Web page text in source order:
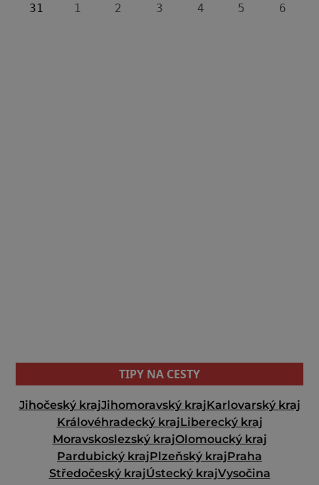
31
1 2 3 4 5 6
TIPY NA CESTY
Jihočeský krajJihomoravský krajKarlovarský kraj
Královéhradecký krajLiberecký kraj
Moravskoslezský krajOlomoucký kraj
Pardubický krajPlzeňský krajPraha
Středočeský krajÚstecký krajVysočina